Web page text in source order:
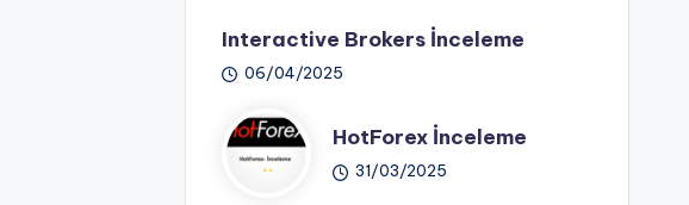
Interactive Brokers İnceleme
06/04/2025
HotForex İnceleme
31/03/2025